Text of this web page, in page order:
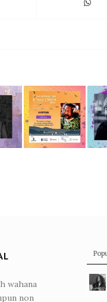
wahana
non